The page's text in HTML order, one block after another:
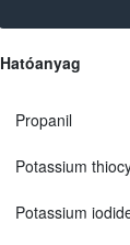
Hatóanyag
Propanil
Potassium
Potassium